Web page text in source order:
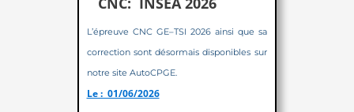
L’épreuve CNC GE–TSI 2026 ainsi que sa
correction sont désormais disponibles sur
notre site AutoCPGE.
Le : 01/06/2026